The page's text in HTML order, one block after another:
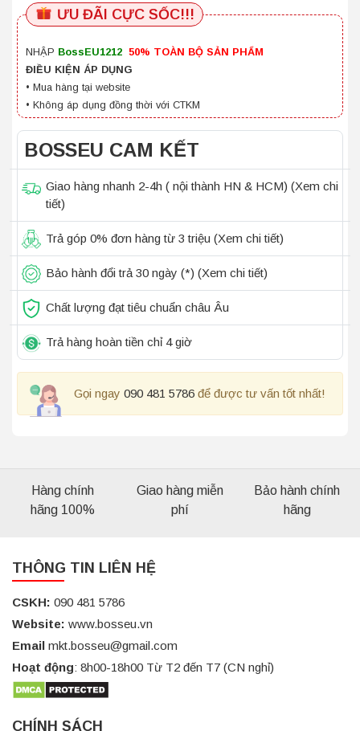
ƯU ĐÃI CỰC SỐC!!!
NHẬP BossEU1212 50% TOÀN BỘ SẢN PHẨM
ĐIỀU KIỆN ÁP DỤNG
• Mua hàng tại website
• Không áp dụng đồng thời với CTKM
BOSSEU CAM KẾT
Giao hàng nhanh 2-4h ( nội thành HN & HCM) (Xem chi
tiết)
Trả góp 0% đơn hàng từ 3 triệu (Xem chi tiết)
Bảo hành đổi trả 30 ngày (*) (Xem chi tiết)
Chất lượng đạt tiêu chuẩn châu Âu
Trả hàng hoàn tiền chỉ 4 giờ
Gọi ngay 090 481 5786 để được tư vấn tốt nhất!
Hàng chính
hãng 100%
Giao hàng miễn
phí
Bảo hành chính
hãng
THÔNG TIN LIÊN HỆ
CSKH: 090 481 5786
Website: www.bosseu.vn
Email mkt.bosseu@gmail.com
Hoạt động: 8h00-18h00 Từ T2 đến T7 (CN nghỉ)
CHÍNH SÁCH